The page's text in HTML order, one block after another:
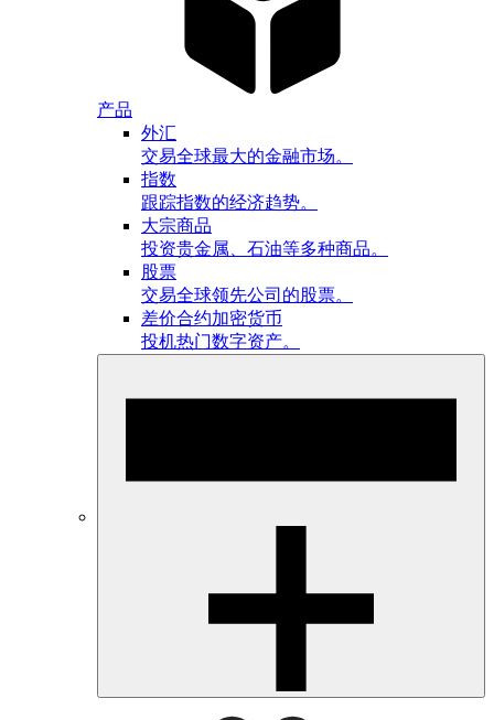
产品
外汇
交易全球最大的金融市场。
指数
跟踪指数的经济趋势。
大宗商品
投资贵金属、石油等多种商品。
股票
交易全球领先公司的股票。
差价合约加密货币
投机热门数字资产。